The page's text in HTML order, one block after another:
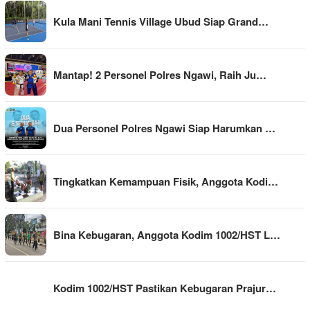
Kula Mani Tennis Village Ubud Siap Grand…
Mantap! 2 Personel Polres Ngawi, Raih Ju…
Dua Personel Polres Ngawi Siap Harumkan …
Tingkatkan Kemampuan Fisik, Anggota Kodi…
Bina Kebugaran, Anggota Kodim 1002/HST L…
Kodim 1002/HST Pastikan Kebugaran Prajur…